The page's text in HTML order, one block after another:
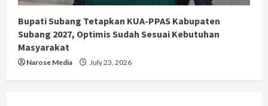
Bupati Subang Tetapkan KUA-PPAS Kabupaten
Subang 2027, Optimis Sudah Sesuai Kebutuhan
Masyarakat
Narose Media July 23, 2026